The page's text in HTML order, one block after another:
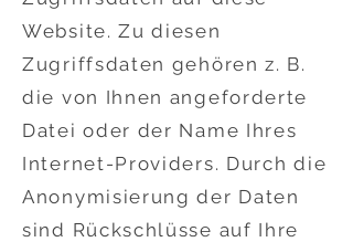
Website. Zu diesen
Zugriffsdaten gehören z. B.
die von Ihnen angeforderte
Datei oder der Name Ihres
Internet-Providers. Durch die
Anonymisierung der Daten
sind Rückschlüsse auf Ihre